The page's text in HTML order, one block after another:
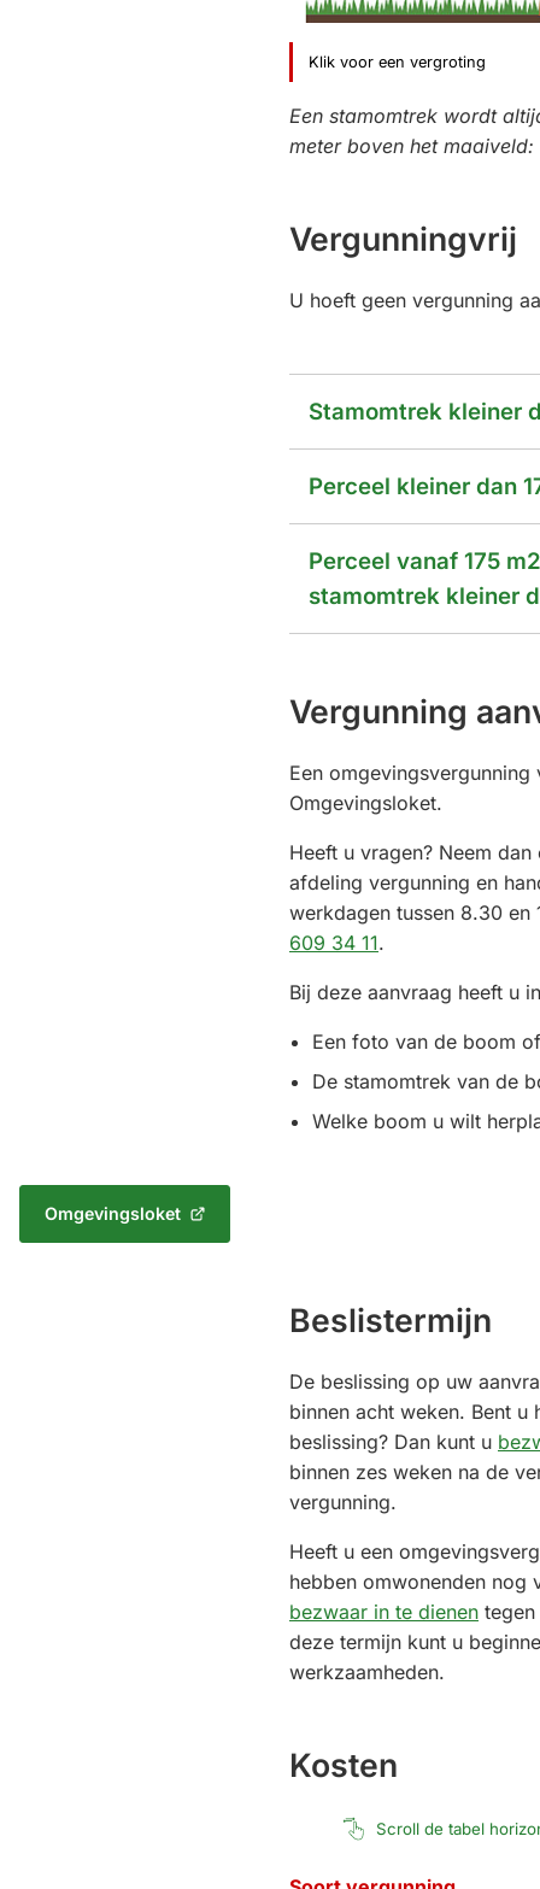
Klik voor een vergroting
Een stamomtrek wordt
meter boven het maaiveld:
Vergunningvrij
U hoeft geen vergunning
Stamomtrek kleiner
Perceel kleiner dan
Perceel vanaf 175
stamomtrek kleiner
Vergunning
Een omgevingsvergunning
Omgevingsloket.
Heeft u vragen? Neem
afdeling vergunning en
werkdagen tussen 8.30
609 34 11(Verwijst
een
telefoonnummer)
.
Bij deze aanvraag heeft u
Een foto van de boom
De stamomtrek van de
Welke boom u wilt
Omgevingsloket
(Verwijst
Beslistermijn
De beslissing op uw
binnen acht weken. Bent u
beslissing? Dan kunt u
binnen zes weken na de
vergunning.
Heeft u een
hebben omwonenden nog
bezwaar in te dienen
deze termijn kunt u
werkzaamheden.
Kosten
Scroll de tabel